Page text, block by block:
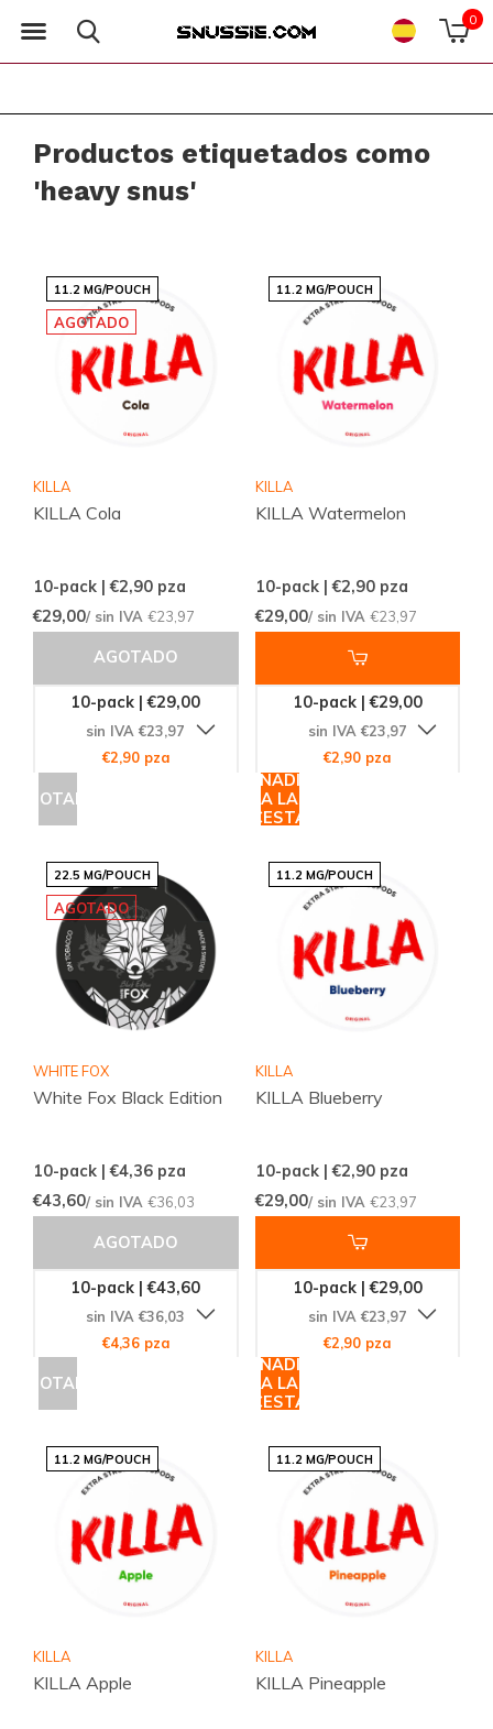
0
Productos etiquetados como
'heavy snus'
11.2 MG/POUCH
AGOTADO
KILLA
KILLA Cola
10-pack | €2,90 pza
€29,00/ sin IVA €23,97
AGOTADO
10-pack | €29,00
sin IVA €23,97
€2,90 pza
AGOTADO
11.2 MG/POUCH
KILLA
KILLA Watermelon
10-pack | €2,90pza
€29,00/ sin IVA €23,97
10-pack | €29,00
sin IVA €23,97
€2,90 pza
AÑADIR
A LA
CESTA
22.5 MG/POUCH
AGOTADO
WHITE FOX
White Fox Black Edition
10-pack | €4,36 pza
€43,60/ sin IVA €36,03
AGOTADO
10-pack | €43,60
sin IVA €36,03
€4,36 pza
AGOTADO
11.2 MG/POUCH
KILLA
KILLA Blueberry
10-pack | €2,90pza
€29,00/ sin IVA €23,97
10-pack | €29,00
sin IVA €23,97
€2,90 pza
AÑADIR
A LA
CESTA
11.2 MG/POUCH
KILLA
KILLA Apple
11.2 MG/POUCH
KILLA
KILLA Pineapple